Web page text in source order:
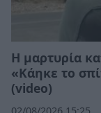
Η μαρτυρία
«Κάηκε το
(video)